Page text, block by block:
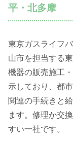
平・北多摩
東京ガスライフ
山市を担当する
機器の販売施工
示しており、都
関連の手続きと
ます。修理か交
すい一社です。